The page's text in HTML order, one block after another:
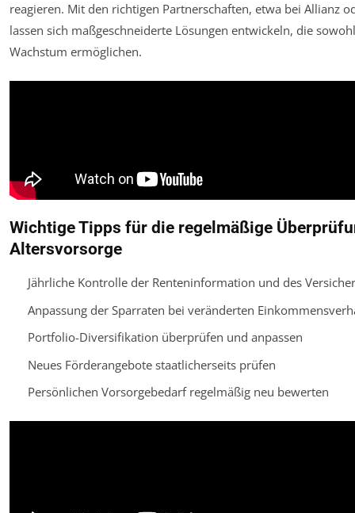
reagieren. Mit den richtigen Partnerschaften, etwa bei Allianz
lassen sich maßgeschneiderte Lösungen entwickeln, die
Wachstum ermöglichen.
Wichtige Tipps für die regelmäßige
Altersvorsorge
Jährliche Kontrolle der Renteninformation und des
Anpassung der Sparraten bei veränderten
Portfolio-Diversifikation überprüfen und anpassen
Neues Förderangebote staatlicherseits prüfen
Persönlichen Vorsorgebedarf regelmäßig neu bewerten